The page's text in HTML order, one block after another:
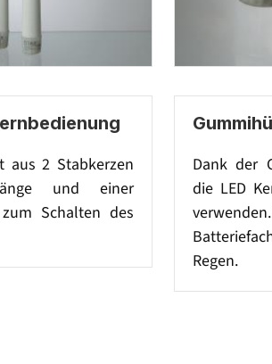
aus 2 Stabkerzen
und einer
Schalten des
Dank der
die LED
Regen.